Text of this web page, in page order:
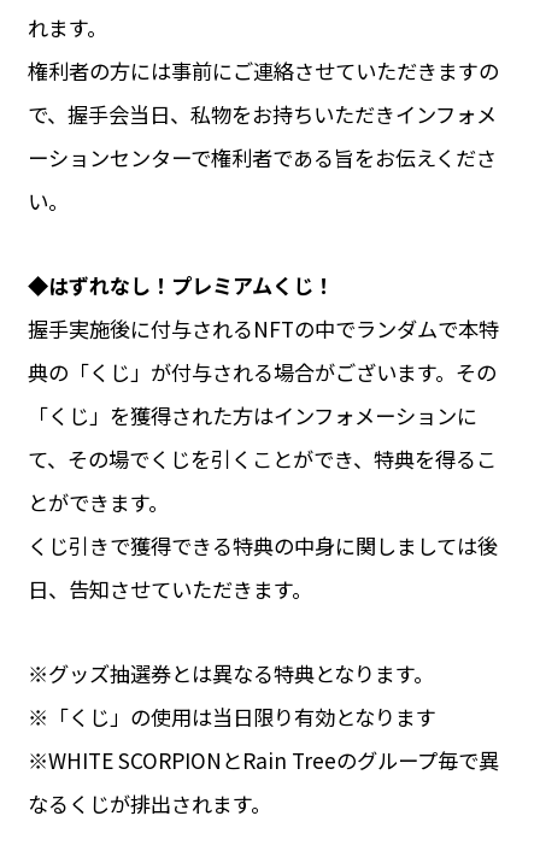
れます。
権利者の方には事前にご連絡させていただきますの
で、握手会当日、私物をお持ちいただきインフォメ
ーションセンターで権利者である旨をお伝えくださ
い。
◆はずれなし！プレミアムくじ！
握手実施後に付与されるNFTの中でランダムで本特
典の「くじ」が付与される場合がございます。その
「くじ」を獲得された方はインフォメーションに
て、その場でくじを引くことができ、特典を得るこ
とができます。
くじ引きで獲得できる特典の中身に関しましては後
日、告知させていただきます。
※グッズ抽選券とは異なる特典となります。
※「くじ」の使用は当日限り有効となります
※WHITE SCORPIONとRain Treeのグループ毎で異
なるくじが排出されます。